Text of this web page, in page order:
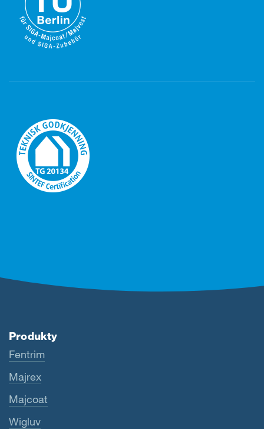
Produkty
Fentrim
Majrex
Majcoat
Wigluv